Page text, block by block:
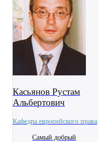
Касьянов Рустам
Альбертович
Кафедра европейского права
Самый добрый